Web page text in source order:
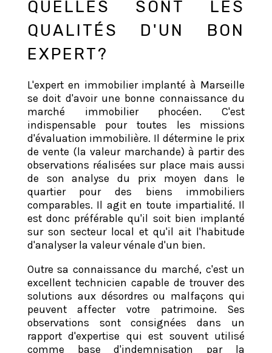
QUELLES SONT LES
QUALITÉS D'UN BON
EXPERT?
L'expert en immobilier implanté à Marseille
se doit d'avoir une bonne connaissance du
marché immobilier phocéen. C'est
indispensable pour toutes les missions
d'évaluation immobilière. Il détermine le prix
de vente (la valeur marchande) à partir des
observations réalisées sur place mais aussi
de son analyse du prix moyen dans le
quartier pour des biens immobiliers
comparables. Il agit en toute impartialité. Il
est donc préférable qu'il soit bien implanté
sur son secteur local et qu'il ait l'habitude
d'analyser la valeur vénale d'un bien.
Outre sa connaissance du marché, c'est un
excellent technicien capable de trouver des
solutions aux désordres ou malfaçons qui
peuvent affecter votre patrimoine. Ses
observations sont consignées dans un
rapport d'expertise qui est souvent utilisé
comme base d'indemnisation par la